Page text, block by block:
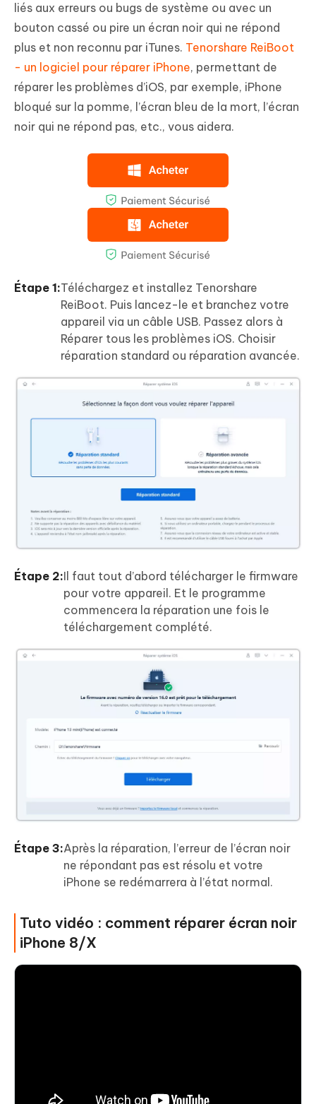
liés aux erreurs ou bugs de système ou avec un
bouton cassé ou pire un écran noir qui ne répond
plus et non reconnu par iTunes. Tenorshare ReiBoot
- un logiciel pour réparer iPhone, permettant de
réparer les problèmes d’iOS, par exemple, iPhone
bloqué sur la pomme, l’écran bleu de la mort, l’écran
noir qui ne répond pas, etc., vous aidera.
Étape 1:Téléchargez et installez Tenorshare
ReiBoot. Puis lancez-le et branchez votre
appareil via un câble USB. Passez alors à
Réparer tous les problèmes iOS. Choisir
réparation standard ou réparation avancée.
Étape 2:Il faut tout d’abord télécharger le firmware
pour votre appareil. Et le programme
commencera la réparation une fois le
téléchargement complété.
Étape 3:Après la réparation, l’erreur de l’écran noir
ne répondant pas est résolu et votre
iPhone se redémarrera à l’état normal.
Tuto vidéo : comment réparer écran noir
iPhone 8/X